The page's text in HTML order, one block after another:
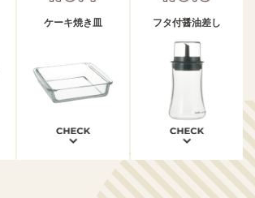
ケーキ焼き皿 フタ付醤油差し